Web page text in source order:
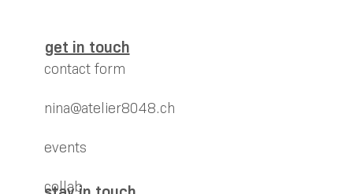
get in touch
contact form
nina@atelier8048.ch
events
collab